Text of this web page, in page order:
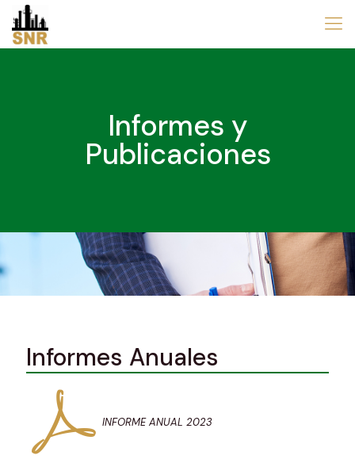
Informes y
Publicaciones
Informes Anuales
INFORME ANUAL 2023